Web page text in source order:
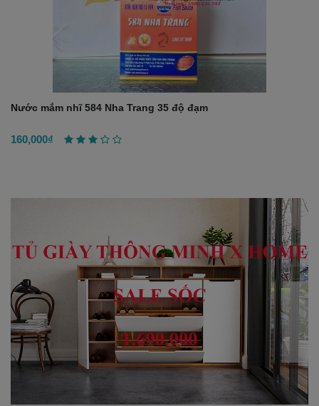
Nước mắm nhĩ 584 Nha Trang 35 độ đạm
160,000₫